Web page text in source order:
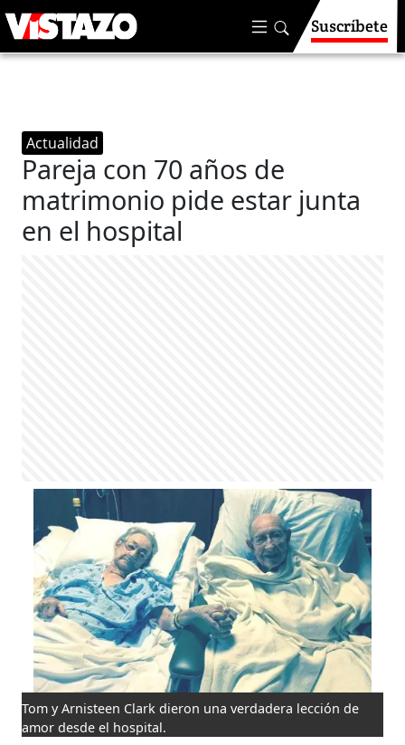
Suscríbete
Actualidad
Pareja con 70 años de
matrimonio pide estar junta
en el hospital
Tom y Arnisteen Clark dieron una verdadera lección de
amor desde el hospital.